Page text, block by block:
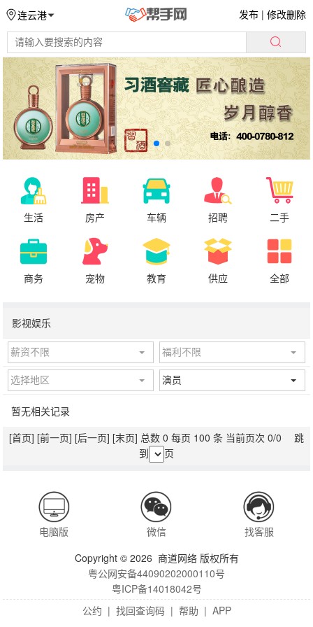
连云港 发布 |修改删除
生活 房产 车辆 招聘 二手
商务 宠物 教育 供应 全部
影视娱乐
薪资不限 福利不限
选择地区 演员
暂无相关记录
[首页] [前一页] [后一页] [末页] 总数 0 每页 100 条 当前页次 0/0 跳
到
页
电脑版 微信
找客服
Copyright © 2026 商道网络 版权所有
粤公网安备44090202000110号
粤ICP备14018042号
公约 | 找回查询码 | 帮助 | APP